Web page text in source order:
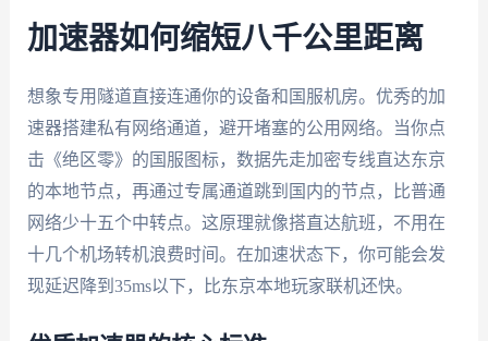
加速器如何缩短八千公里距离
想象专用隧道直接连通你的设备和国服机房。优秀的加
速器搭建私有网络通道，避开堵塞的公用网络。当你点
击《绝区零》的国服图标，数据先走加密专线直达东京
的本地节点，再通过专属通道跳到国内的节点，比普通
网络少十五个中转点。这原理就像搭直达航班，不用在
十几个机场转机浪费时间。在加速状态下，你可能会发
现延迟降到35ms以下，比东京本地玩家联机还快。